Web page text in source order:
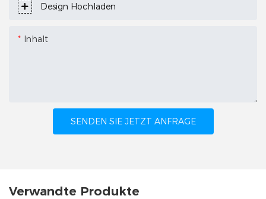
Design Hochladen
Inhalt
SENDEN SIE JETZT ANFRAGE
Verwandte Produkte